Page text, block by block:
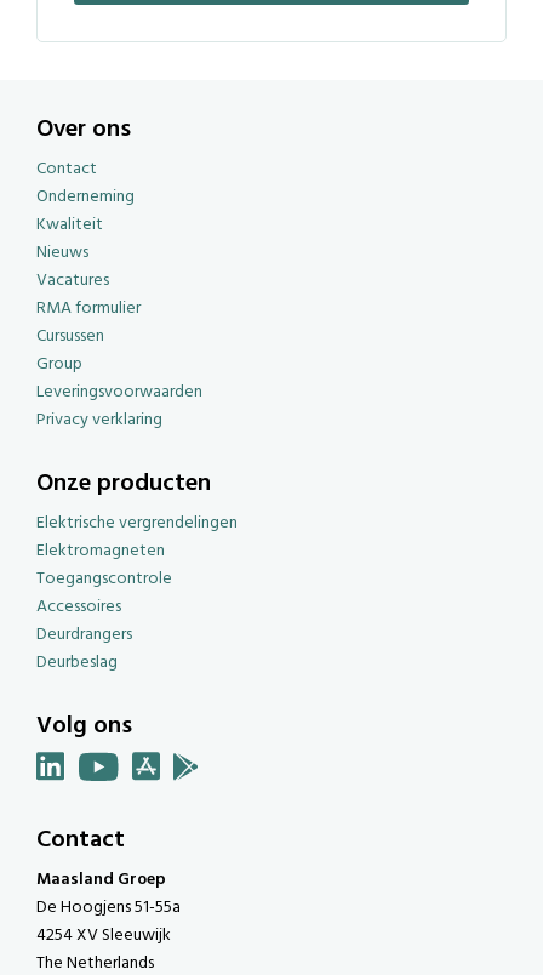
Over ons
Contact
Onderneming
Kwaliteit
Nieuws
Vacatures
RMA formulier
Cursussen
Group
Leveringsvoorwaarden
Privacy verklaring
Onze producten
Elektrische vergrendelingen
Elektromagneten
Toegangscontrole
Accessoires
Deurdrangers
Deurbeslag
Volg ons
Contact
Maasland Groep
De Hoogjens 51-55a
4254 XV Sleeuwijk
The Netherlands